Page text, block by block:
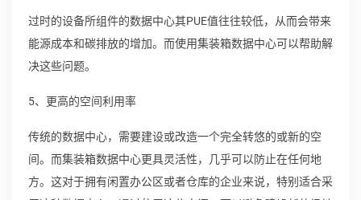
过时的设备所组件的数据中心其PUE值往往较低，从而会带来
能源成本和碳排放的增加。而使用集装箱数据中心可以帮助解
决这些问题。
5、更高的空间利用率
传统的数据中心，需要建设或改造一个完全转悠的或新的空
间。而集装箱数据中心更具灵活性，几乎可以防止在任何地
方。这对于拥有闲置办公区或者仓库的企业来说，特别适合采